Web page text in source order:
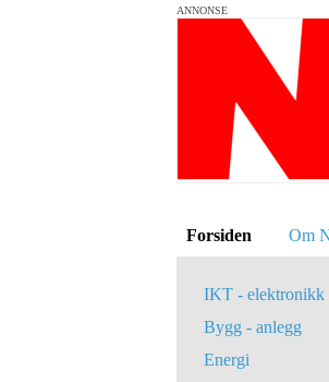
ANNONSE
Forsiden Om
IKT - elektronikk
Bygg - anlegg
Energi